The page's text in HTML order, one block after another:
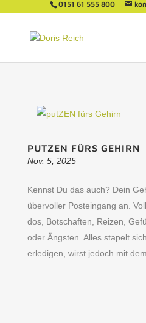
0151 61 555 800
PUTZEN FÜRS GEHIRN
Nov. 5, 2025
Kennst Du das auch? Dein
übervoller Posteingang an.
dos, Botschaften, Reizen,
oder Ängsten. Alles stapelt
erledigen, wirst jedoch mit